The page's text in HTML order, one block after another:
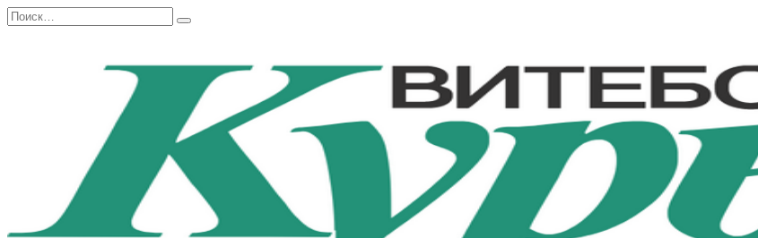
Перейти
к
Search
for: